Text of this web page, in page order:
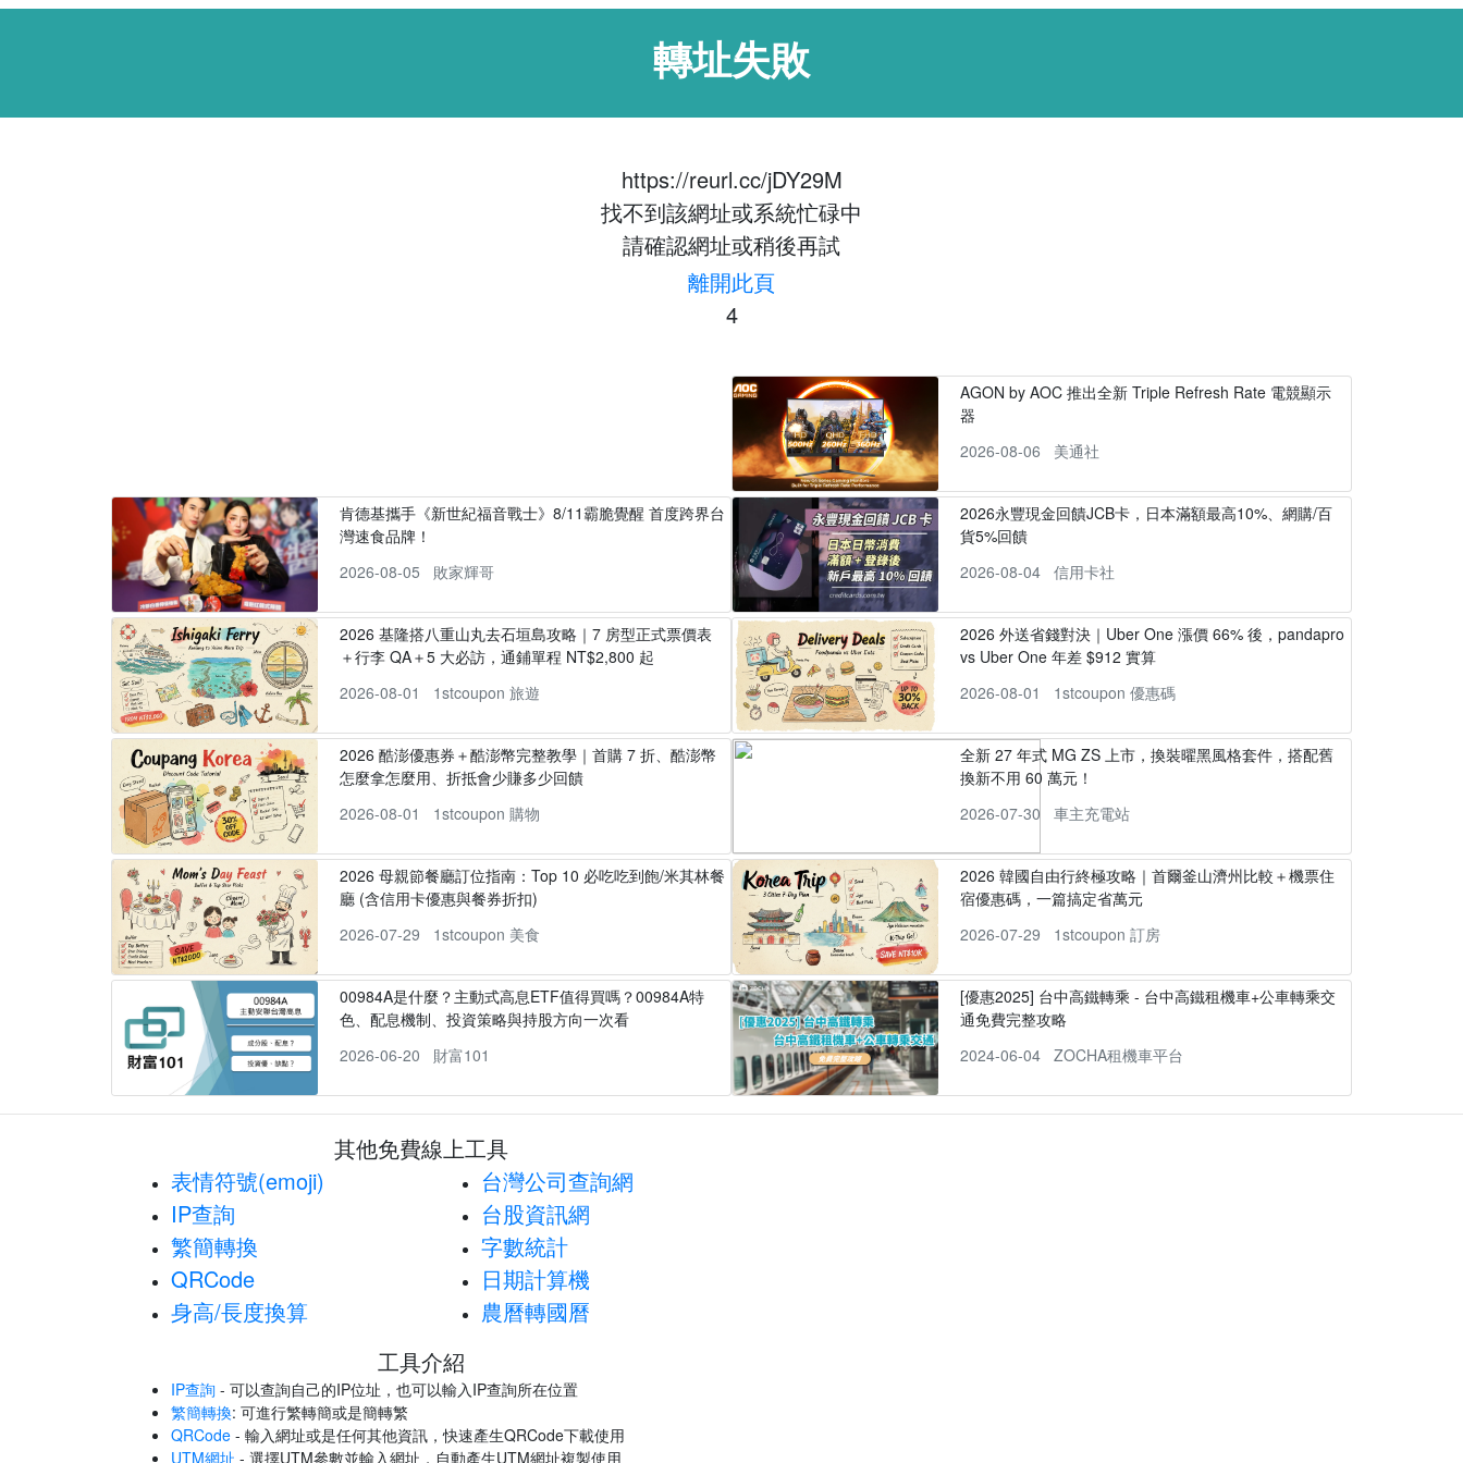
轉址失敗
https://reurl.cc/jDY29M
找不到該網址或系統忙碌中
請確認網址或稍後再試
離開此頁
4
AGON by AOC 推出全新 Triple Refresh Rate 電競顯示
器
2026-08-06
美通社
肯德基攜手《新世紀福音戰士》8/11霸脆覺醒 首度跨界台
灣速食品牌！
2026-08-05
敗家輝哥
2026永豐現金回饋JCB卡，日本滿額最高10%、網購/百
貨5%回饋
2026-08-04
信用卡社
2026 基隆搭八重山丸去石垣島攻略｜7 房型正式票價表
＋行李 QA＋5 大必訪，通鋪單程 NT$2,800 起
2026-08-01
1stcoupon 旅遊
2026 外送省錢對決｜Uber One 漲價 66% 後，pandapro
vs Uber One 年差 $912 實算
2026-08-01
1stcoupon 優惠碼
2026 酷澎優惠券＋酷澎幣完整教學｜首購 7 折、酷澎幣
怎麼拿怎麼用、折抵會少賺多少回饋
2026-08-01
1stcoupon 購物
全新 27 年式 MG ZS 上市，換裝曜黑風格套件，搭配舊
換新不用 60 萬元！
2026-07-30
車主充電站
2026 母親節餐廳訂位指南：Top 10 必吃吃到飽/米其林餐
廳 (含信用卡優惠與餐券折扣)
2026-07-29
1stcoupon 美食
2026 韓國自由行終極攻略｜首爾釜山濟州比較＋機票住
宿優惠碼，一篇搞定省萬元
2026-07-29
1stcoupon 訂房
00984A是什麼？主動式高息ETF值得買嗎？00984A特
色、配息機制、投資策略與持股方向一次看
2026-06-20
財富101
[優惠2025] 台中高鐵轉乘 - 台中高鐵租機車+公車轉乘交
通免費完整攻略
2024-06-04
ZOCHA租機車平台
其他免費線上工具
表情符號(emoji)
IP查詢
繁簡轉換
QRCode
身高/長度換算
台灣公司查詢網
台股資訊網
字數統計
日期計算機
農曆轉國曆
工具介紹
IP查詢 - 可以查詢自己的IP位址，也可以輸入IP查詢所在位置
繁簡轉換: 可進行繁轉簡或是簡轉繁
QRCode - 輸入網址或是任何其他資訊，快速產生QRCode下載使用
UTM網址 - 選擇UTM參數並輸入網址，自動產生UTM網址複製使用